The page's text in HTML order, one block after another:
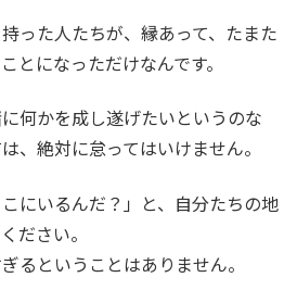
った人たちが、縁あって、たまた
とになっただけなんです。
何かを成し遂げたいというのな
、絶対に怠ってはいけません。
こにいるんだ？」と、自分たちの地
ださい。
るということはありません。